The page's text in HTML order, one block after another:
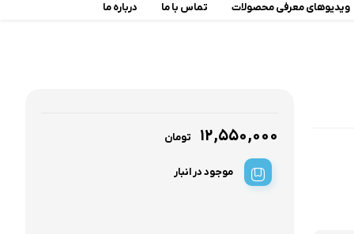
ویدیوهای معرفی محصولات تماس با ما درباره ما
۱۲,۵۵۰,۰۰۰ تومان
موجود در انبار